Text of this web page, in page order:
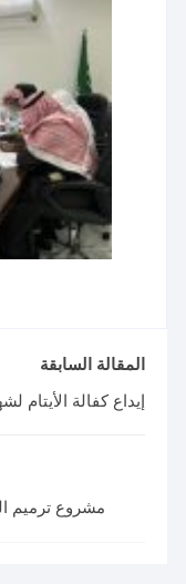
المقالة السابقة
إيداع كفالة الأيتام لشهر
مشروع ترميم